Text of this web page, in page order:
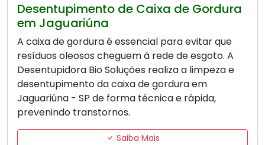
Desentupimento de Caixa de Gordura
em Jaguariúna
A caixa de gordura é essencial para evitar que
resíduos oleosos cheguem à rede de esgoto. A
Desentupidora Bio Soluções realiza a limpeza e
desentupimento da caixa de gordura em
Jaguariúna - SP de forma técnica e rápida,
prevenindo transtornos.
Saiba Mais